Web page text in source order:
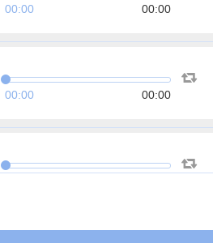
00:00 00:00
00:00 00:00